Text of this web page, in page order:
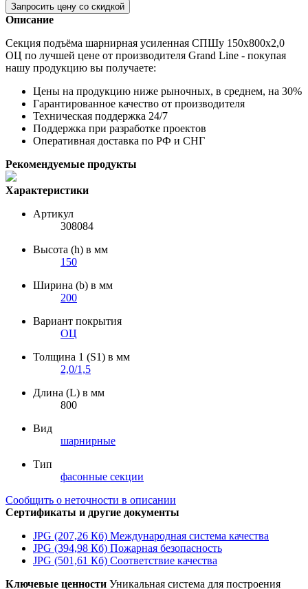
Запросить цену со скидкой
Описание
Секция подъёма шарнирная усиленная СПШу 150х800х2,0
ОЦ по лучшей цене от производителя Grand Line - покупая
нашу продукцию вы получаете:
Цены на продукцию ниже рыночных, в среднем, на 30%
Гарантированное качество от производителя
Техническая поддержка 24/7
Поддержка при разработке проектов
Оперативная доставка по РФ и СНГ
Рекомендуемые продукты
Характеристики
Артикул
308084
Высота (h) в мм
150
Ширина (b) в мм
200
Вариант покрытия
ОЦ
Толщина 1 (S1) в мм
2,0/1,5
Длина (L) в мм
800
Вид
шарнирные
Тип
фасонные секции
Сообщить о неточности в описании
Сертификаты и другие документы
JPG (207,26 Кб) Международная система качества
JPG (394,98 Кб) Пожарная безопасность
JPG (501,61 Кб) Соответствие качества
Ключевые ценности Уникальная система для построения